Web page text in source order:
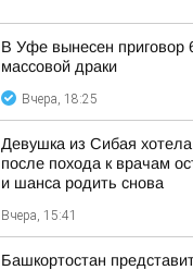
В Уфе вынесен приговор
массовой драки
Вчера, 18:25
Девушка из Сибая
после похода к врачам
и шанса родить снова
Вчера, 15:41
Башкортостан